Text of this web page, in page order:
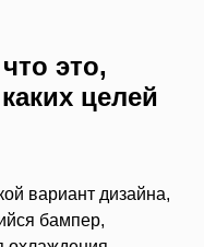
это,
целей
вариант дизайна,
бампер,